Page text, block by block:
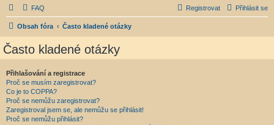
FAQ Přihlásit se
Registrovat
Obsah fóra Často kladené otázky
Často kladené otázky
Přihlašování a registrace
Proč se musím zaregistrovat?
Co je to COPPA?
Proč se nemůžu zaregistrovat?
Zaregistroval jsem se, ale nemůžu se přihlásit!
Proč se nemůžu přihlásit?